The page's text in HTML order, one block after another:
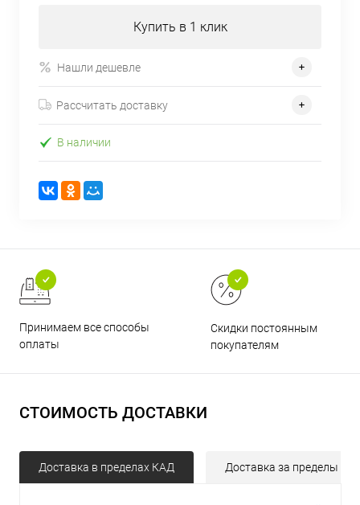
Купить в 1 клик
Нашли дешевле
Рассчитать доставку
В наличии
Принимаем все способы
оплаты
Скидки постоянным
покупателям
СТОИМОСТЬ ДОСТАВКИ
Доставка в пределах КАД Доставка за пределы